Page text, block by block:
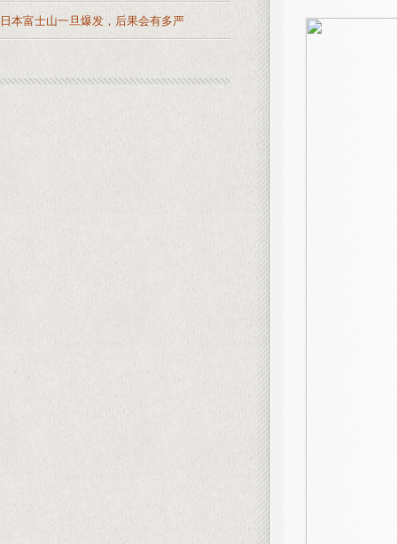
日本富士山一旦爆发，后果会有多严